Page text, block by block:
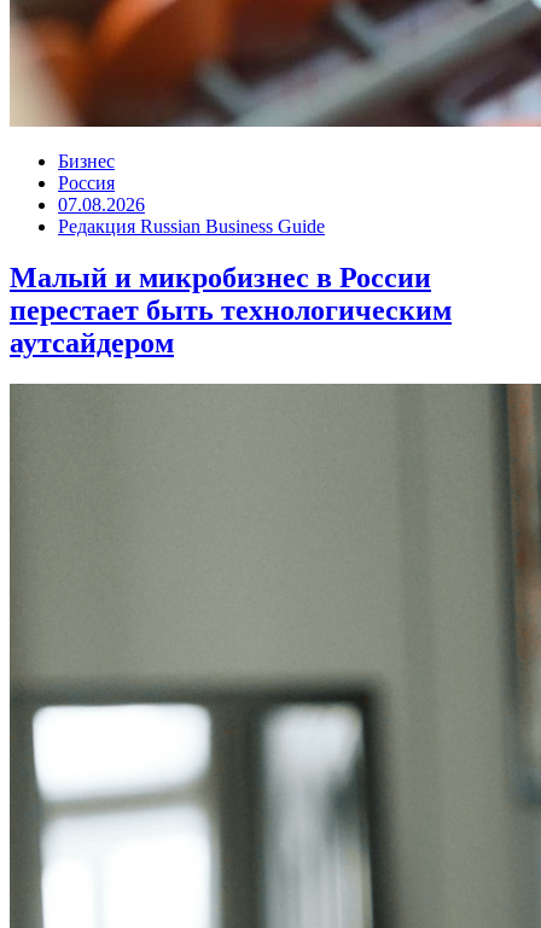
Бизнес
Россия
07.08.2026
Редакция Russian Business Guide
Малый и микробизнес в России
перестает быть технологическим
аутсайдером